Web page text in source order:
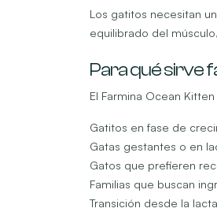
Los gatitos necesitan
equilibrado del
Para qué sirve
El Farmina Ocean
Gatitos en fase de
Gatas gestantes o en
Gatos que prefieren
Familias que buscan
Transición desde la